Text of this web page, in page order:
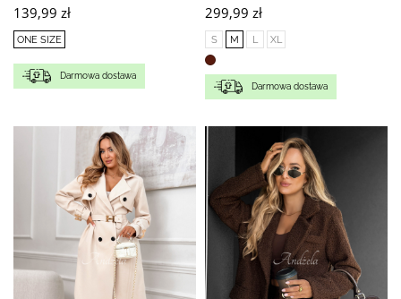
139,99 zł
ONE SIZE
Darmowa dostawa
299,99 zł
S M L XL
Darmowa dostawa